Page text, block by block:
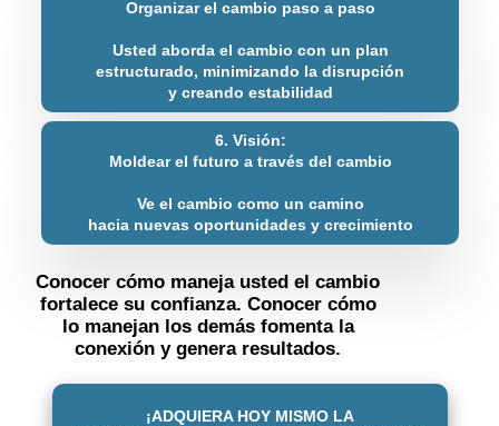
Organizar el cambio paso a paso
Usted aborda el cambio con un plan
estructurado, minimizando la disrupción
y creando estabilidad
6. Visión:
Moldear el futuro a través del cambio
Ve el cambio como un camino
hacia nuevas oportunidades y crecimiento
Conocer cómo maneja usted el cambio
fortalece su confianza. Conocer cómo
lo manejan los demás fomenta la
conexión y genera resultados.
¡ADQUIERA HOY MISMO LA